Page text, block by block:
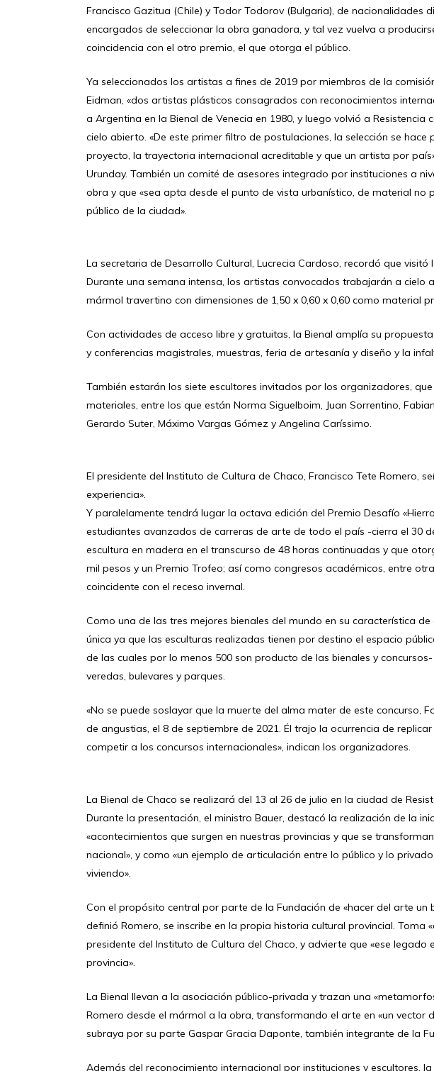
Francisco Gazitua (Chile) y Todor Todorov (Bulgaria), de nacionalidades
encargados de seleccionar la obra ganadora, y tal vez vuelva a
coincidencia con el otro premio, el que otorga el público.
Ya seleccionados los artistas a fines de 2019 por miembros de la
Eidman, «dos artistas plásticos consagrados con reconocimientos
a Argentina en la Bienal de Venecia en 1980, y luego volvió a
cielo abierto. «De este primer filtro de postulaciones, la selección se
proyecto, la trayectoria internacional acreditable y que un artista por
Urunday. También un comité de asesores integrado por instituciones a
obra y que «sea apta desde el punto de vista urbanístico, de material no
público de la ciudad».
La secretaria de Desarrollo Cultural, Lucrecia Cardoso, recordó que visitó
Durante una semana intensa, los artistas convocados trabajarán a cielo
mármol travertino con dimensiones de 1,50 x 0,60 x 0,60 como material
Con actividades de acceso libre y gratuitas, la Bienal amplía su
y conferencias magistrales, muestras, feria de artesanía y diseño y la
También estarán los siete escultores invitados por los organizadores,
materiales, entre los que están Norma Siguelboim, Juan Sorrentino,
Gerardo Suter, Máximo Vargas Gómez y Angelina Caríssimo.
El presidente del Instituto de Cultura de Chaco, Francisco Tete Romero,
experiencia».
Y paralelamente tendrá lugar la octava edición del Premio Desafío
estudiantes avanzados de carreras de arte de todo el país -cierra el 30
escultura en madera en el transcurso de 48 horas continuadas y que
mil pesos y un Premio Trofeo; así como congresos académicos, entre
coincidente con el receso invernal.
Como una de las tres mejores bienales del mundo en su característica
única ya que las esculturas realizadas tienen por destino el espacio
de las cuales por lo menos 500 son producto de las bienales y
veredas, bulevares y parques.
«No se puede soslayar que la muerte del alma mater de este concurso,
de angustias, el 8 de septiembre de 2021. Él trajo la ocurrencia de
competir a los concursos internacionales», indican los organizadores.
La Bienal de Chaco se realizará del 13 al 26 de julio en la ciudad de
Durante la presentación, el ministro Bauer, destacó la realización de la
«acontecimientos que surgen en nuestras provincias y que se
nacional», y como «un ejemplo de articulación entre lo público y lo
viviendo».
Con el propósito central por parte de la Fundación de «hacer del arte un
definió Romero, se inscribe en la propia historia cultural provincial. Toma
presidente del Instituto de Cultura del Chaco, y advierte que «ese
provincia».
La Bienal llevan a la asociación público-privada y trazan una
Romero desde el mármol a la obra, transformando el arte en «un vector
subraya por su parte Gaspar Gracia Daponte, también integrante de la
Además del reconocimiento internacional por instituciones y escultores,